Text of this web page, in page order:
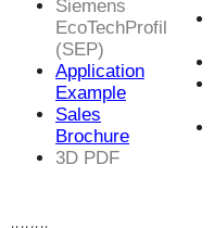
Siemens
EcoTechProfil
(SEP)
Application
Example
Sales
Brochure
3D PDF